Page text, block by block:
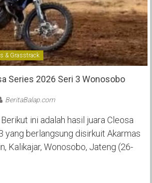
& Grasstrack
Series 2026 Seri 3 Wonosobo
BeritaBalap.com
ini adalah hasil juara Cleosa
yang berlangsung disirkuit Akarmas
Kalikajar, Wonosobo, Jateng (26-